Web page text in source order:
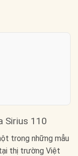
Sirius 110
trong những mẫu
thị trường Việt